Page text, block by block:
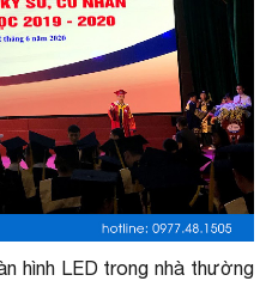
hình LED trong nhà thường